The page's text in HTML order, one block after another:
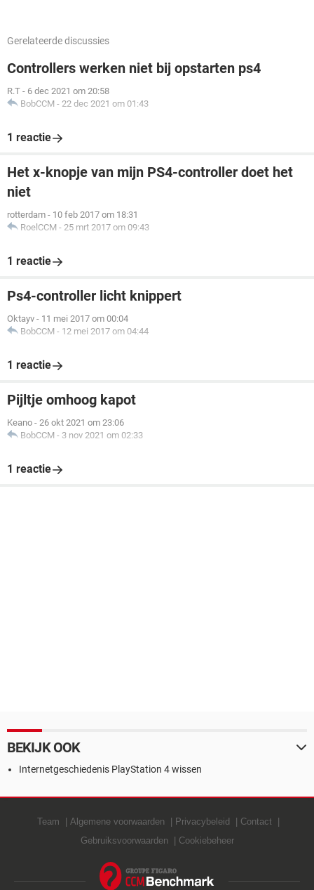
Gerelateerde discussies
Controllers werken niet bij opstarten ps4
R.T - 6 dec 2021 om 20:58
BobCCM - 22 dec 2021 om 01:43
1 reactie
Het x-knopje van mijn PS4-controller doet het
niet
rotterdam - 10 feb 2017 om 18:31
RoelCCM - 25 mrt 2017 om 09:43
1 reactie
Ps4-controller licht knippert
Oktayv - 11 mei 2017 om 00:04
BobCCM - 12 mei 2017 om 04:44
1 reactie
Pijltje omhoog kapot
Keano - 26 okt 2021 om 23:06
BobCCM - 3 nov 2021 om 02:33
1 reactie
BEKIJK OOK
Internetgeschiedenis PlayStation 4 wissen
Team Algemene voorwaarden Privacybeleid
Contact
Gebruiksvoorwaarden
Cookiebeheer